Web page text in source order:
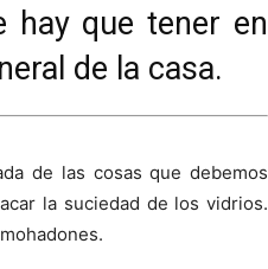
hay que tener en
de la casa.
de las cosas que debemos
la suciedad de los vidrios.